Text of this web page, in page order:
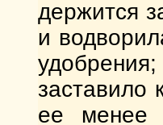
держится
и
заставило
ее менее